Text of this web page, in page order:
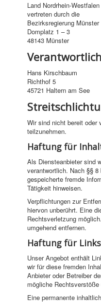
Land Nordrhein-Westfalen
vertreten durch die
Bezirksregierung Münster
Domplatz 1 – 3
48143 Münster
Hans Kirschbaum
Richthof 5
45721 Haltern am See
Wir sind nicht bereit oder
teilzunehmen.
Haftung für
Als Diensteanbieter sind
verantwortlich. Nach §§
gespeicherte fremde
Tätigkeit hinweisen.
Verpflichtungen zur
hiervon unberührt. Eine
Rechtsverletzung
umgehend entfernen.
Haftung für Links
Unser Angebot enthält
wir für diese fremden
Anbieter oder Betreiber
mögliche
Eine permanente